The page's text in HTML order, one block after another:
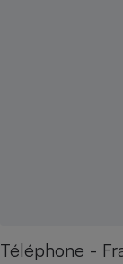
Téléphone -